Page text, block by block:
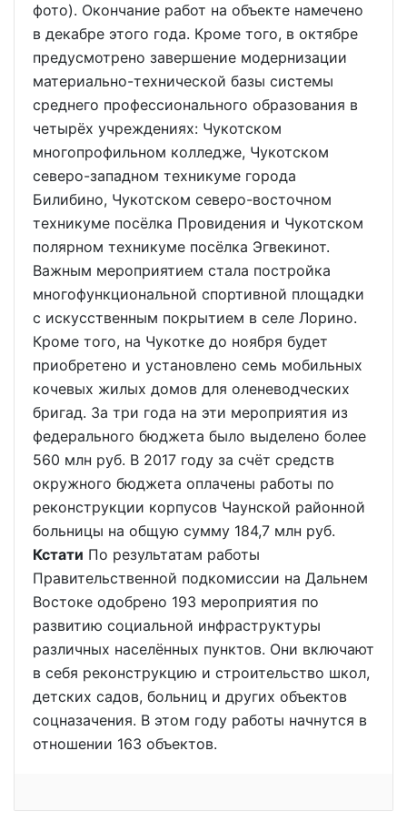
фото). Окончание работ на объекте намечено
в декабре этого года. Кроме того, в октябре
предусмотрено завершение модернизации
материально-технической базы системы
среднего профессионального образования в
четырёх учреждениях: Чукотском
многопрофильном колледже, Чукотском
северо-западном техникуме города
Билибино, Чукотском северо-восточном
техникуме посёлка Провидения и Чукотском
полярном техникуме посёлка Эгвекинот.
Важным мероприятием стала постройка
многофункциональной спортивной площадки
с искусственным покрытием в селе Лорино.
Кроме того, на Чукотке до ноября будет
приобретено и установлено семь мобильных
кочевых жилых домов для оленеводческих
бригад. За три года на эти мероприятия из
федерального бюджета было выделено более
560 млн руб. В 2017 году за счёт средств
окружного бюджета оплачены работы по
реконструкции корпусов Чаунской районной
больницы на общую сумму 184,7 млн руб.
Кстати По результатам работы
Правительственной подкомиссии на Дальнем
Востоке одобрено 193 мероприятия по
развитию социальной инфраструктуры
различных населённых пунктов. Они включают
в себя реконструкцию и строительство школ,
детских садов, больниц и других объектов
соцназачения. В этом году работы начнутся в
отношении 163 объектов.